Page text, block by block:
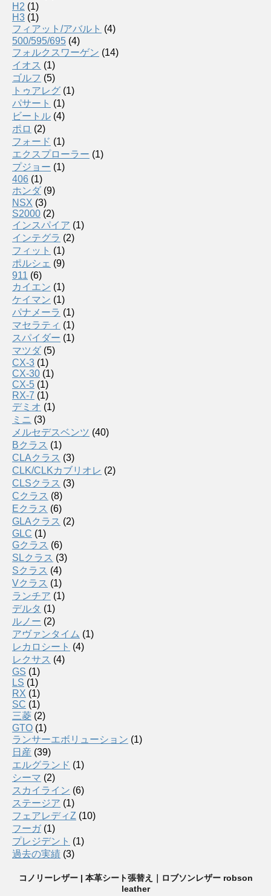
H2 (1)
H3 (1)
フィアット/アバルト (4)
500/595/695 (4)
フォルクスワーゲン (14)
イオス (1)
ゴルフ (5)
トゥアレグ (1)
パサート (1)
ビートル (4)
ポロ (2)
フォード (1)
エクスプローラー (1)
プジョー (1)
406 (1)
ホンダ (9)
NSX (3)
S2000 (2)
インスパイア (1)
インテグラ (2)
フィット (1)
ポルシェ (9)
911 (6)
カイエン (1)
ケイマン (1)
パナメーラ (1)
マセラティ (1)
スパイダー (1)
マツダ (5)
CX-3 (1)
CX-30 (1)
CX-5 (1)
RX-7 (1)
デミオ (1)
ミニ (3)
メルセデスベンツ (40)
Bクラス (1)
CLAクラス (3)
CLK/CLKカブリオレ (2)
CLSクラス (3)
Cクラス (8)
Eクラス (6)
GLAクラス (2)
GLC (1)
Gクラス (6)
SLクラス (3)
Sクラス (4)
Vクラス (1)
ランチア (1)
デルタ (1)
ルノー (2)
アヴァンタイム (1)
レカロシート (4)
レクサス (4)
GS (1)
LS (1)
RX (1)
SC (1)
三菱 (2)
GTO (1)
ランサーエボリューション (1)
日産 (39)
エルグランド (1)
シーマ (2)
スカイライン (6)
ステージア (1)
フェアレディZ (10)
フーガ(1)
プレジデント (1)
過去の実績 (3)
コノリーレザー | 本革シート張替え｜ロブソンレザー robson
leather